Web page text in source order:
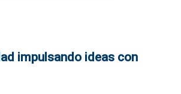
impulsando ideas con